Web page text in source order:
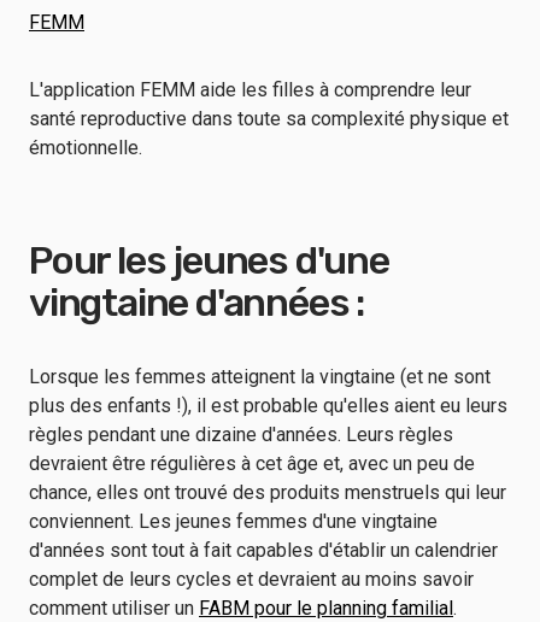
FEMM
L'application FEMM aide les filles à comprendre leur
santé reproductive dans toute sa complexité physique et
émotionnelle.
Pour les jeunes d'une
vingtaine d'années :
Lorsque les femmes atteignent la vingtaine (et ne sont
plus des enfants !), il est probable qu'elles aient eu leurs
règles pendant une dizaine d'années. Leurs règles
devraient être régulières à cet âge et, avec un peu de
chance, elles ont trouvé des produits menstruels qui leur
conviennent. Les jeunes femmes d'une vingtaine
d'années sont tout à fait capables d'établir un calendrier
complet de leurs cycles et devraient au moins savoir
comment utiliser un FABM pour le planning familial.